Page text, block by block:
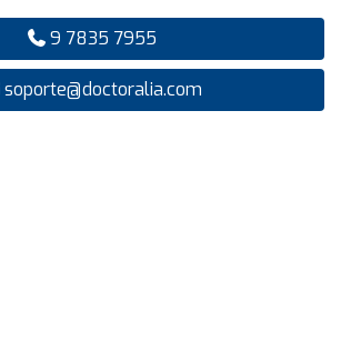
9 7835 7955
soporte@doctoralia.com